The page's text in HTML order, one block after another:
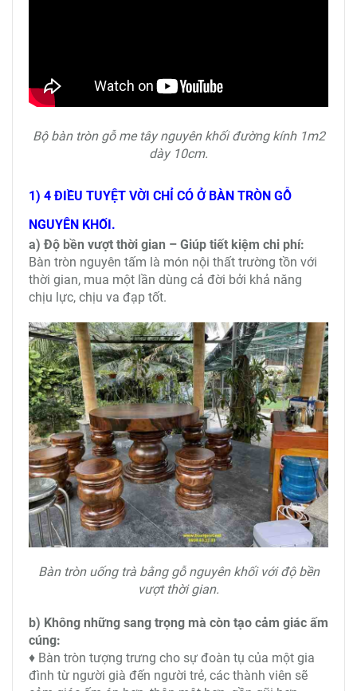
Bộ bàn tròn gỗ me tây nguyên khối đường kính 1m2
dày 10cm.
1) 4 ĐIỀU TUYỆT VỜI CHỈ CÓ Ở BÀN TRÒN GỖ
NGUYÊN KHỐI.
a) Độ bền vượt thời gian – Giúp tiết kiệm chi phí:
Bàn tròn nguyên tấm là món nội thất trường tồn với
thời gian, mua một lần dùng cả đời bởi khả năng
chịu lực, chịu va đạp tốt.
Bàn tròn uống trà bằng gỗ nguyên khối với độ bền
vượt thời gian.
b) Không những sang trọng mà còn tạo cảm giác ấm
cúng:
♦ Bàn tròn tượng trưng cho sự đoàn tụ của một gia
đình từ người già đến người trẻ, các thành viên sẽ